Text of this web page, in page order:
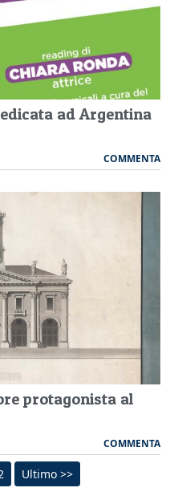
ad Argentina
COMMENTA
protagonista al
COMMENTA
Ultimo >>